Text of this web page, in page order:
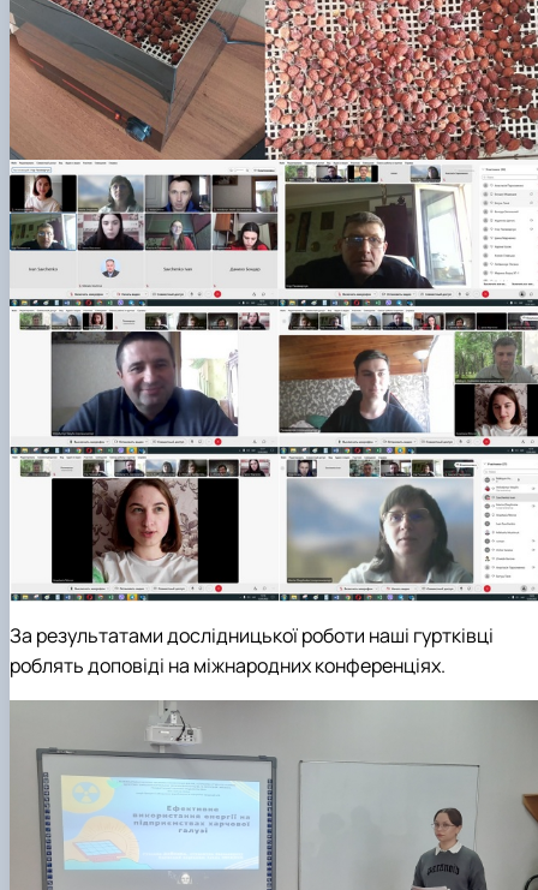
За результатами дослідницької роботи наші гуртківці
роблять доповіді на міжнародних конференціях.